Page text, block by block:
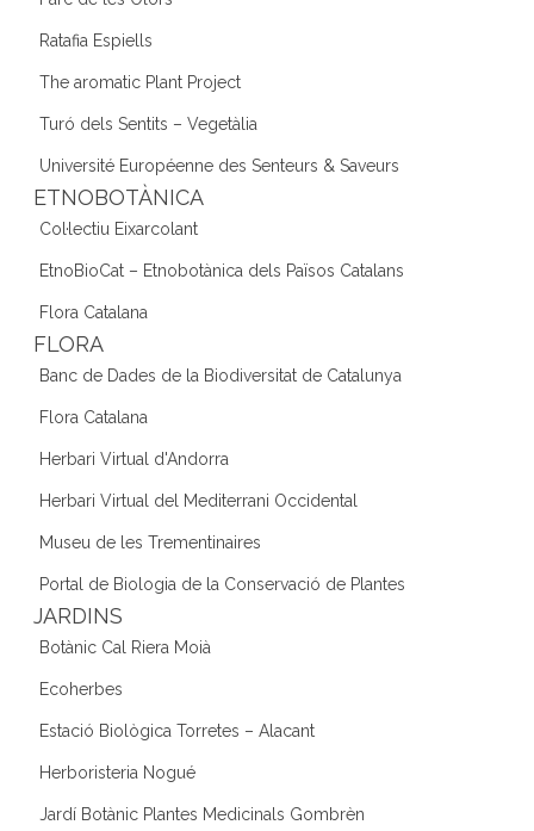
Ratafia Espiells
The aromatic Plant Project
Turó dels Sentits – Vegetàlia
Université Européenne des Senteurs & Saveurs
ETNOBOTÀNICA
Col·lectiu Eixarcolant
EtnoBioCat – Etnobotànica dels Països Catalans
Flora Catalana
FLORA
Banc de Dades de la Biodiversitat de Catalunya
Flora Catalana
Herbari Virtual d'Andorra
Herbari Virtual del Mediterrani Occidental
Museu de les Trementinaires
Portal de Biologia de la Conservació de Plantes
JARDINS
Botànic Cal Riera Moià
Ecoherbes
Estació Biològica Torretes – Alacant
Herboristeria Nogué
Jardí Botànic Plantes Medicinals Gombrèn